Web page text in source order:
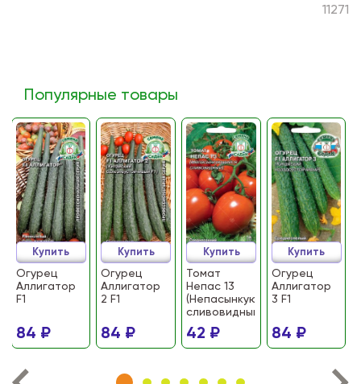
11271
Популярные товары
Огурец
Аллигатор
F1
84 ₽
Купить
Огурец
Аллигатор
2 F1
84 ₽
Купить
Томат
Непас 13
(Непасынкующийся
сливовидный)
42 ₽
Купить
Огурец
Аллигатор
3 F1
84 ₽
Купить